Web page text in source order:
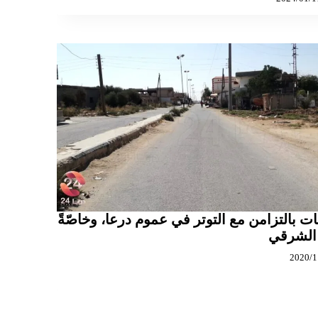
بالتزامن مع التوتر في عموم درعا، وخاصّةً
الشرقي